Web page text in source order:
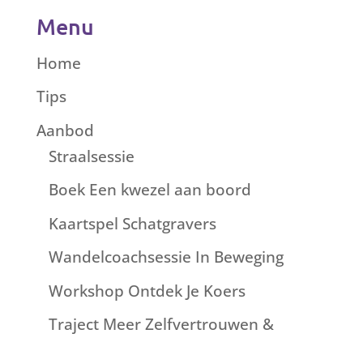
Menu
Home
Tips
Aanbod
Straalsessie
Boek Een kwezel aan boord
Kaartspel Schatgravers
Wandelcoachsessie In Beweging
Workshop Ontdek Je Koers
Traject Meer Zelfvertrouwen &